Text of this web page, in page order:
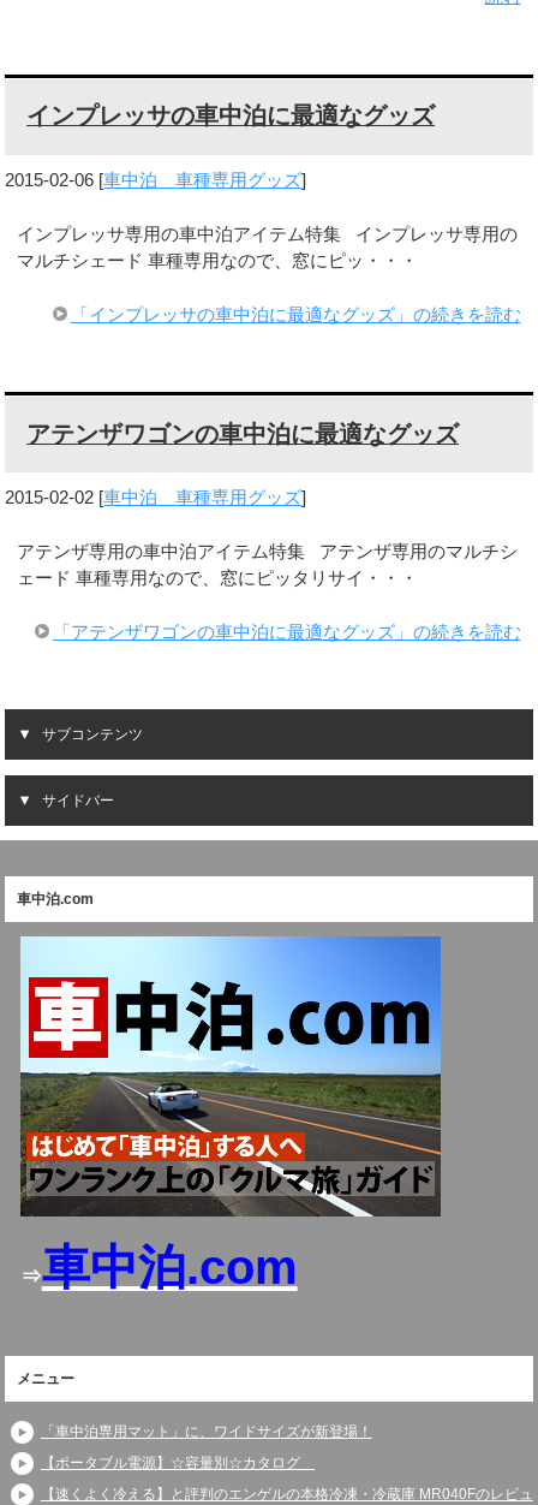
インプレッサの車中泊に最適なグッズ
2015-02-06 [車中泊 車種専用グッズ]
インプレッサ専用の車中泊アイテム特集 インプレッサ専用の
マルチシェード 車種専用なので、窓にピッ・・・
「インプレッサの車中泊に最適なグッズ」の続きを読む
アテンザワゴンの車中泊に最適なグッズ
2015-02-02 [車中泊 車種専用グッズ]
アテンザ専用の車中泊アイテム特集 アテンザ専用のマルチシ
ェード 車種専用なので、窓にピッタリサイ・・・
「アテンザワゴンの車中泊に最適なグッズ」の続きを読む
サブコンテンツ
サイドバー
車中泊.com
⇒車中泊.com
メニュー
「車中泊専用マット」に、ワイドサイズが新登場！
【ポータブル電源】☆容量別☆カタログ
【速くよく冷える】と評判のエンゲルの本格冷凍・冷蔵庫 MR040Fのレビュ